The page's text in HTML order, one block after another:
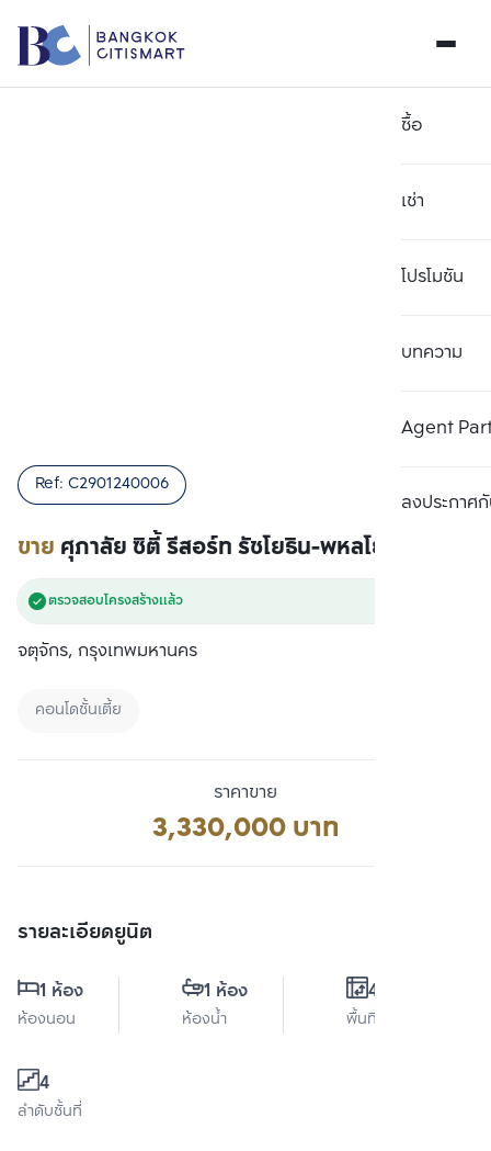
ซื้อ
เช่า
โปรโมชัน
บทความ
Agent
ลงประกาศกั
ขาย ศุภาลัย ซิตี้ รีสอร์ท รัชโยธิน-พหลโยธิน 32
Ref: C2901240006
ตรวจสอบโครงสร้างแล้ว
จตุจักร, กรุงเทพมหานคร
คอนโดชั้นเตี้ย
ราคาขาย
3,330,000 บาท
รายละเอียดยูนิต
1 ห้อง
ห้องนอน
1 ห้อง
ห้องน้ำ
46 ตร.ม.
พื้นที่ใช้สอย
4
ลำดับชั้นที่
เปรียบเทียบ